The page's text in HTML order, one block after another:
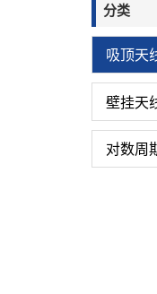
分类
吸顶天
壁挂天
对数周